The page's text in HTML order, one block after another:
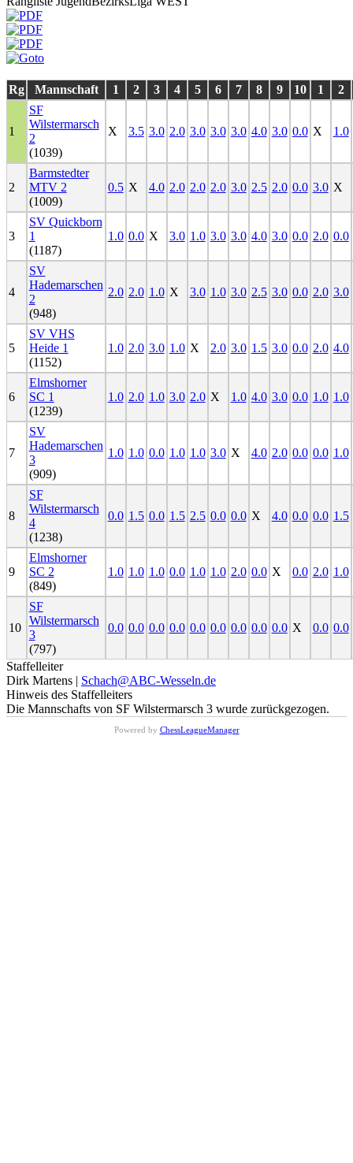
Rg Mannschaft 1 2 3 4 5 6 7 8 9 10 1 2
1
SF
Wilstermarsch
2
(1039)
X 3.5 3.0 2.0 3.0 3.0 3.0 4.0 3.0 0.0 X 1.0
2
Barmstedter
MTV 2
(1009)
0.5 X 4.0 2.0 2.0 2.0 3.0 2.5 2.0 0.0 3.0 X
3
SV Quickborn
1
(1187)
1.0 0.0 X 3.0 1.0 3.0 3.0 4.0 3.0 0.0 2.0 0.0
4
SV
Hademarschen
2
(948)
2.0 2.0 1.0 X 3.0 1.0 3.0 2.5 3.0 0.0 2.0 3.0
5
SV VHS
Heide 1
(1152)
1.0 2.0 3.0 1.0 X 2.0 3.0 1.5 3.0 0.0 2.0 4.0
6
Elmshorner
SC 1
(1239)
1.0 2.0 1.0 3.0 2.0 X 1.0 4.0 3.0 0.0 1.0 1.0
7
SV
Hademarschen
3
(909)
1.0 1.0 0.0 1.0 1.0 3.0 X 4.0 2.0 0.0 0.0 1.0
8
SF
Wilstermarsch
4
(1238)
0.0 1.5 0.0 1.5 2.5 0.0 0.0 X 4.0 0.0 0.0 1.5
9
Elmshorner
SC 2
(849)
1.0 1.0 1.0 0.0 1.0 1.0 2.0 0.0 X 0.0 2.0 1.0
10
SF
Wilstermarsch
3
(797)
0.0 0.0 0.0 0.0 0.0 0.0 0.0 0.0 0.0 X 0.0 0.0
Staffelleiter
Dirk Martens | Schach@ABC-Wesseln.de
Hinweis des Staffelleiters
Die Mannschafts von SF Wilstermarsch 3 wurde zurückgezogen.
Powered by ChessLeagueManager